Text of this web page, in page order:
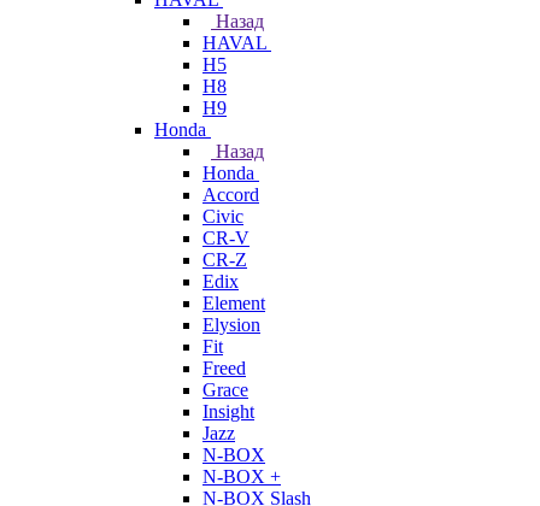
Назад
HAVAL
H5
H8
H9
Honda
Назад
Honda
Accord
Civic
CR-V
CR-Z
Edix
Element
Elysion
Fit
Freed
Grace
Insight
Jazz
N-BOX
N-BOX +
N-BOX Slash